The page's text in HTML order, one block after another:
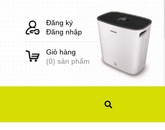
Đăng ký
Đăng nhập
Giỏ hàng
(0) sản phẩm